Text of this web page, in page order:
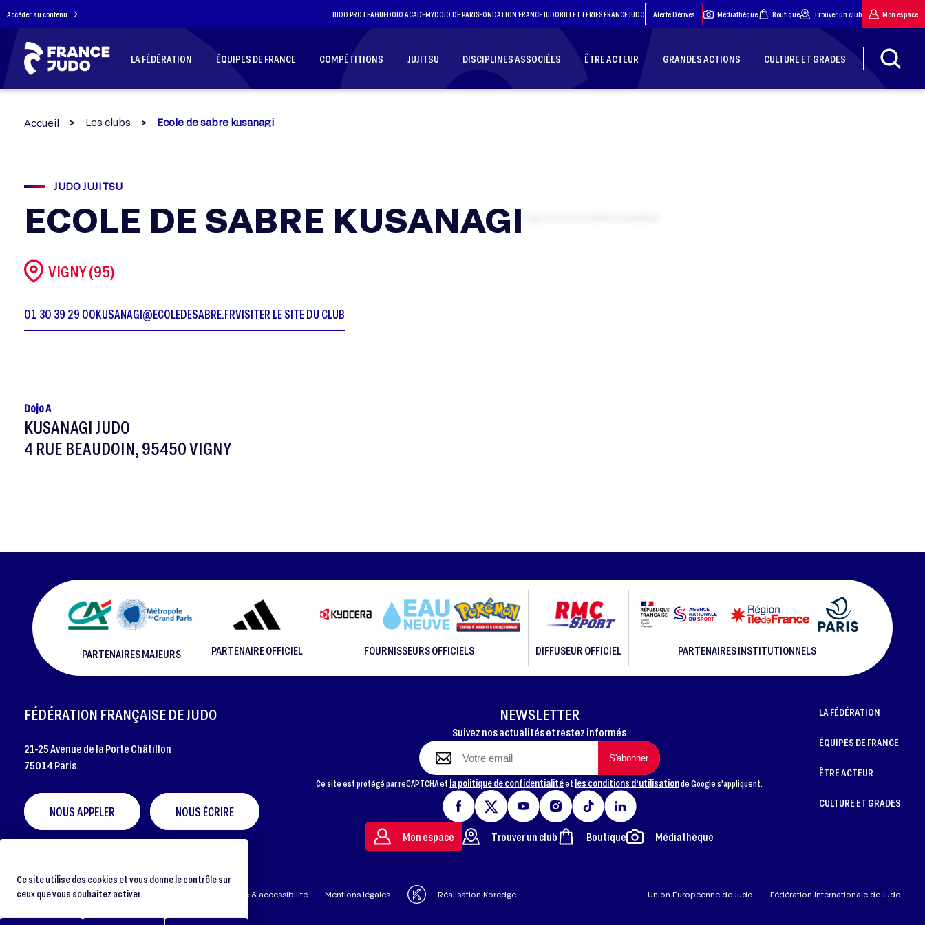
Accéder au contenu JUDO PRO LEAGUEDOJO ACADEMYDOJO DE PARISFONDATION FRANCE JUDOBILLETTERIES FRANCE JUDO Alerte Dérives Médiathèque Boutique Trouver un club Mon espace
LA FÉDÉRATION ÉQUIPES DE FRANCE COMPÉTITIONS JUJITSU DISCIPLINES ASSOCIÉES ÊTRE ACTEUR GRANDES ACTIONS CULTURE ET GRADES
Accueil Les clubs Ecole de sabre kusanagi
JUDO JUJITSU
ECOLE DE SABRE KUSANAGI
VIGNY (95)
01 30 39 29 00KUSANAGI@ECOLEDESABRE.FRVISITER LE SITE DU CLUB
Dojo A
KUSANAGI JUDO
4 RUE BEAUDOIN, 95450 VIGNY
PARTENAIRES MAJEURS PARTENAIRE OFFICIEL FOURNISSEURS OFFICIELS DIFFUSEUR OFFICIEL PARTENAIRES INSTITUTIONNELS
FOOTER
FÉDÉRATION FRANÇAISE DE JUDO
21-25 Avenue de la Porte Châtillon
75014 Paris
NOUS APPELER NOUS ÉCRIRE
NEWSLETTER
Suivez nos actualités et restez informés
Ce site est protégé par reCAPTCHA et la politique de confidentialitéet les conditions d'utilisationde Google s'appliquent.
Mon espace Trouver un club Boutique Médiathèque
LA FÉDÉRATION
ÉQUIPES DE FRANCE
ÊTRE ACTEUR
CULTURE ET GRADES
Préférences cookies Protection des données Aide & accessibilité Mentions légales Réalisation Koredge Union Européenne de Judo Fédération Internationale de Judo
Panneau de gestion des cookies
Ce site utilise des cookies et vous donne le contrôle sur
ceux que vous souhaitez activer